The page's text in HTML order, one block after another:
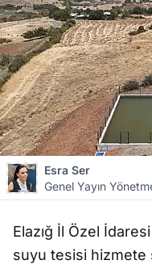
Esra Ser
Genel Yayın
Elazığ İl Özel
suyu tesisi hizmete